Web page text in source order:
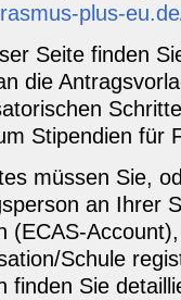
plus-
Seite finden
die
Stipendien für
müssen Sie,
an Ihrer
(ECAS-
Schule
finden Sie